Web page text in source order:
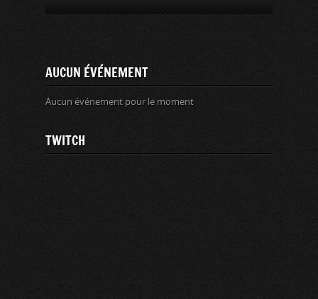
AUCUN ÉVÉNEMENT
Aucun événement pour le moment
TWITCH